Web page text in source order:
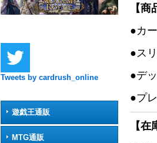
Tweets by cardrush_online
遊戯王通販
MTG通販
【
●カ
●ス
●デ
●プ
【